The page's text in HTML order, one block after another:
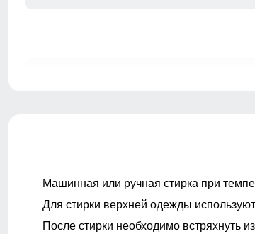
Декоративные элементы
Машинная или ручная стирка при
Для стирки верхней одежды
После стирки необходимо встряхнуть